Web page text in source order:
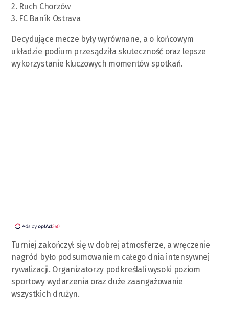
2. Ruch Chorzów
3. FC Baník Ostrava
Decydujące mecze były wyrównane, a o końcowym
układzie podium przesądziła skuteczność oraz lepsze
wykorzystanie kluczowych momentów spotkań.
Turniej zakończył się w dobrej atmosferze, a wręczenie
nagród było podsumowaniem całego dnia intensywnej
rywalizacji. Organizatorzy podkreślali wysoki poziom
sportowy wydarzenia oraz duże zaangażowanie
wszystkich drużyn.